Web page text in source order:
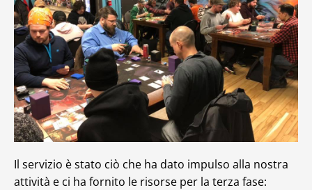
Il servizio è stato ciò che ha dato impulso alla nostra
attività e ci ha fornito le risorse per la terza fase: